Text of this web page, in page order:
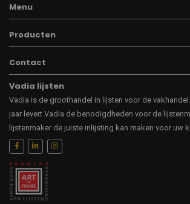
Menu
Producten
Contact
Vadia lijsten
Vadia is de groothandel in lijsten voor de
jaar levert Vadia de benodigdheden voor de
lijstenmaker de juiste inlijsting kan maken voor uw